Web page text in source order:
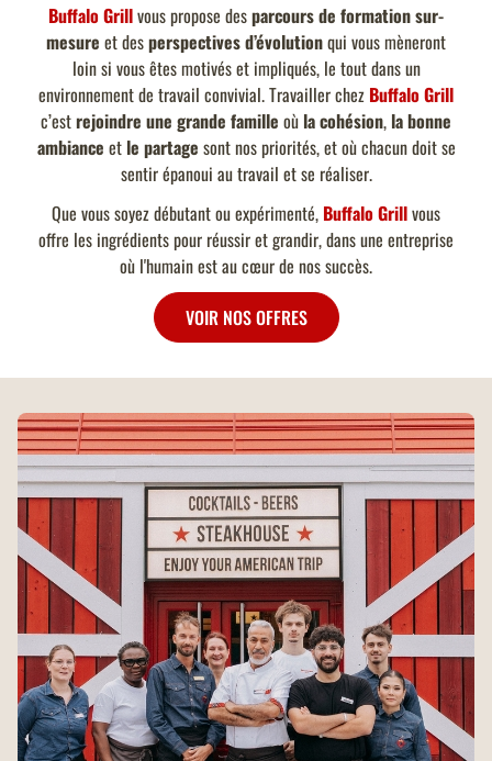
Buffalo Grillvous propose desparcours de formation sur-
mesure et desperspectives d’évolutionqui vous mèneront
loin si vous êtes motivés et impliqués, le tout dans un
environnement de travail convivial. Travailler chez Buffalo Grill
c’estrejoindre une grande famille où la cohésion, la bonne
ambiance et le partage sont nos priorités, et où chacun doit se
sentir épanoui au travail et se réaliser.
Que vous soyez débutant ou expérimenté, Buffalo Grillvous
offre les ingrédients pour réussir et grandir, dans une entreprise
où l'humain est au cœur de nos succès.
VOIR NOS OFFRES